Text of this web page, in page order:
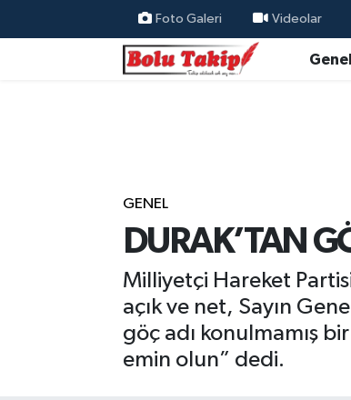
Foto Galeri Videolar
Genel
GENEL
DURAK’TAN
Milliyetçi Hareket
açık ve net, Sayın
göç adı konulmamış
emin olun” dedi.